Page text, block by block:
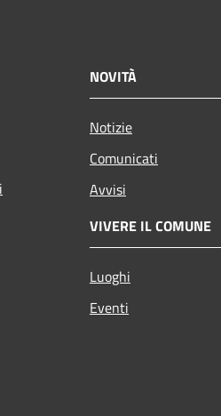
NOVITÀ
Notizie
Comunicati
Avvisi
VIVERE IL COMUNE
Luoghi
Eventi